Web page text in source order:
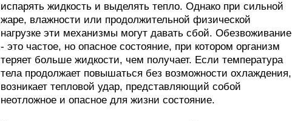
испарять жидкость и выделять тепло. Однако при сильной
жаре, влажности или продолжительной физической
нагрузке эти механизмы могут давать сбой. Обезвоживание
- это частое, но опасное состояние, при котором организм
теряет больше жидкости, чем получает. Если температура
тела продолжает повышаться без возможности охлаждения,
возникает тепловой удар, представляющий собой
неотложное и опасное для жизни состояние.